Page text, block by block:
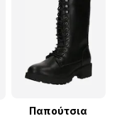
Παπούτσια